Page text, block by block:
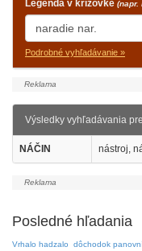
Legenda v krížovke (napr.
Podrobné vyhľadávanie »
Výsledky vyhľadávania pre
NÁČIN nástroj,
Posledné hľadania
Vrhalo hadzalo dôchodok